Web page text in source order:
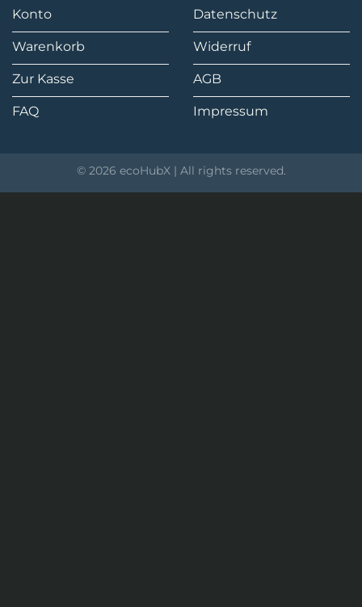
Konto
Warenkorb
Zur Kasse
FAQ
Datenschutz
Widerruf
AGB
Impressum
© 2026 ecoHubX | All rights reserved.